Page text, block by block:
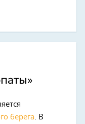
берега. В